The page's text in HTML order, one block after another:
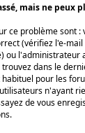
mais ne peux
ce problème sont :
(vérifiez l'e-mail
ou l'administrateur
dans le
pour les
n'ayant
de vous